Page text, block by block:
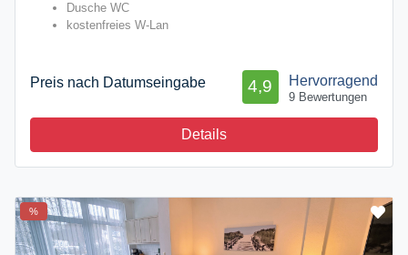
Dusche WC
kostenfreies W-Lan
Preis nach Datumseingabe Hervorragend
4,9
9 Bewertungen
Details
%